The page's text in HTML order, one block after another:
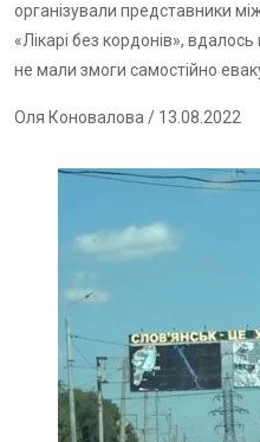
організували представники
«Лікарі без кордонів»,
не мали змоги самостійно
Оля Коновалова / 13.08.2022